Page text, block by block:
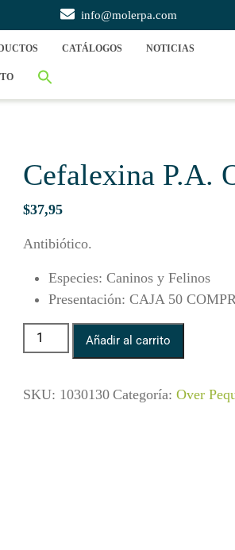
info@molerpa.com
CATÁLOGOS NOTICIAS
Cefalexina P.A.
$37,95
Antibiótico.
Especies:Caninos y Felinos
Presentación:CAJA 50
Cefalexina P.A. OVER cantidad
Añadir al carrito
SKU: 1030130 Categoría:Over